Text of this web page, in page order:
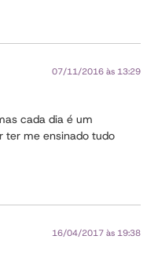
07/11/2016 às 13:29
cada dia é um
ter me ensinado tudo
16/04/2017 às 19:38